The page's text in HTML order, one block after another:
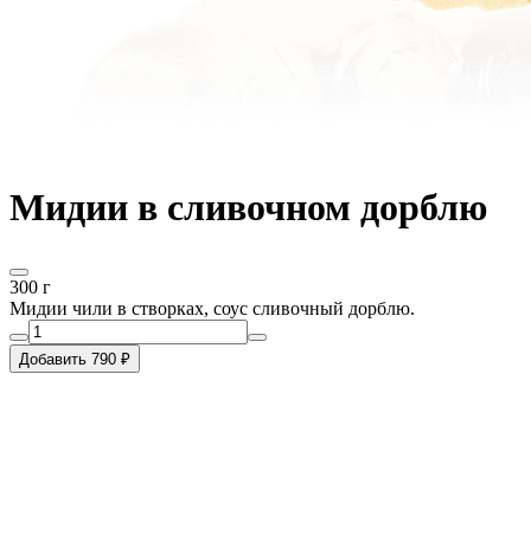
Мидии в сливочном дорблю
300 г
Мидии чили в створках, соус сливочный дорблю.
Добавить 790 ₽